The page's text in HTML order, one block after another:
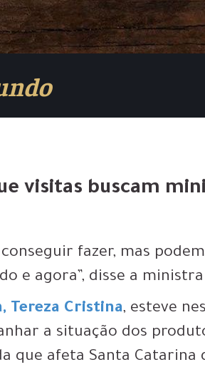
visitas buscam
fazer, mas
e agora”, disse a
Tereza Cristina, esteve
a situação dos
que afeta Santa Catarina